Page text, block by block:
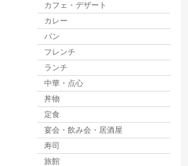
カフェ・デザート
カレー
パン
フレンチ
ランチ
中華・点心
丼物
定食
宴会・飲み会・居酒屋
寿司
旅館